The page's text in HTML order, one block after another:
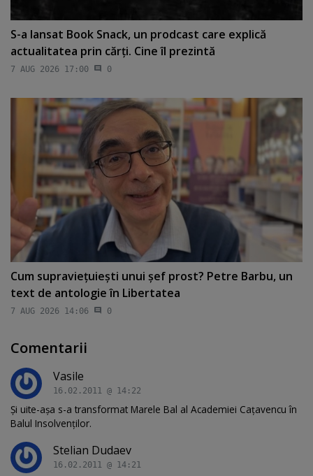
S-a lansat Book Snack, un prodcast care explică
actualitatea prin cărţi. Cine îl prezintă
7 AUG 2026 17:00 0
Cum supravieţuieşti unui şef prost? Petre Barbu, un
text de antologie în Libertatea
7 AUG 2026 14:06 0
Comentarii
Vasile
16.02.2011 @ 14:22
Și uite-așa s-a transformat Marele Bal al Academiei Cațavencu în
Balul Insolvenților.
Stelian Dudaev
16.02.2011 @ 14:21